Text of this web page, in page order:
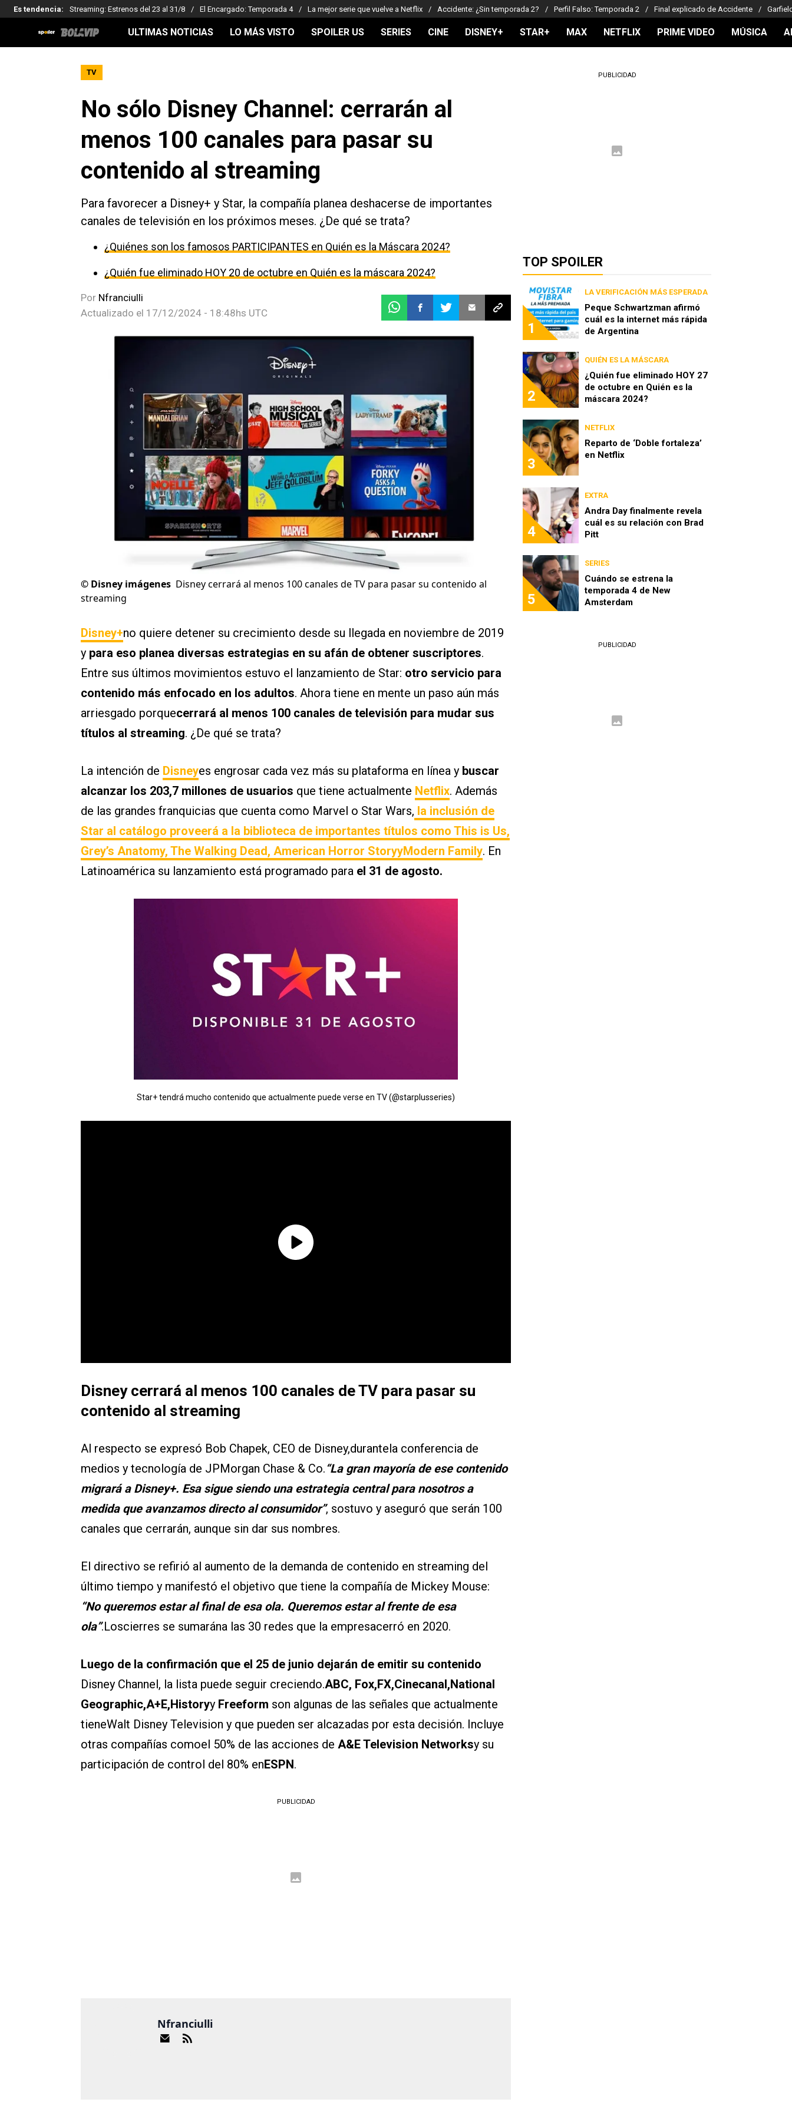
Es tendencia: Streaming: Estrenos del 23 al 31/8 El Encargado: Temporada 4 La mejor serie que vuelve a Netflix Accidente: ¿Sin temporada 2? Perfil Falso: Temporada 2 Final explicado de Accidente
ULTIMAS NOTICIAS LO MÁS VISTO SPOILER US SERIES CINE DISNEY+ STAR+ MAX NETFLIX PRIME VIDEO MÚSICA
TV
No sólo Disney Channel: cerrarán al
menos 100 canales para pasar su
contenido al streaming
Para favorecer a Disney+ y Star, la compañía planea deshacerse de importantes
canales de televisión en los próximos meses. ¿De qué se trata?
¿Quiénes son los famosos PARTICIPANTES en Quién es la Máscara 2024?
¿Quién fue eliminado HOY 20 de octubre en Quién es la máscara 2024?
Por Nfranciulli
Actualizado el 17/12/2024 - 18:48hs UTC
© Disney imágenes Disney cerrará al menos 100 canales de TV para pasar su contenido al
streaming
Disney+no quiere detener su crecimiento desde su llegada en noviembre de 2019
y para eso planea diversas estrategias en su afán de obtener suscriptores.
Entre sus últimos movimientos estuvo el lanzamiento de Star: otro servicio para
contenido más enfocado en los adultos. Ahora tiene en mente un paso aún más
arriesgado porquecerrará al menos 100 canales de televisión para mudar sus
títulos al streaming. ¿De qué se trata?
La intención de Disneyes engrosar cada vez más su plataforma en línea y buscar
alcanzar los 203,7 millones de usuarios que tiene actualmente Netflix. Además
de las grandes franquicias que cuenta como Marvel o Star Wars, la inclusión de
Star al catálogo proveerá a la biblioteca de importantes títulos como This is Us,
Grey’s Anatomy, The Walking Dead, American Horror StoryyModern Family. En
Latinoamérica su lanzamiento está programado para el 31 de agosto.
Star+ tendrá mucho contenido que actualmente puede verse en TV (@starplusseries)
Disney cerrará al menos 100 canales de TV para pasar su
contenido al streaming
Al respecto se expresó Bob Chapek, CEO de Disney,durantela conferencia de
medios y tecnología de JPMorgan Chase & Co.“La gran mayoría de ese contenido
migrará a Disney+. Esa sigue siendo una estrategia central para nosotros a
medida que avanzamos directo al consumidor”, sostuvo y aseguró que serán 100
canales que cerrarán, aunque sin dar sus nombres.
El directivo se refirió al aumento de la demanda de contenido en streaming del
último tiempo y manifestó el objetivo que tiene la compañía de Mickey Mouse:
“No queremos estar al final de esa ola. Queremos estar al frente de esa
ola”.Loscierres se sumarána las 30 redes que la empresacerró en 2020.
Luego de la confirmación que el 25 de junio dejarán de emitir su contenido
Disney Channel, la lista puede seguir creciendo.ABC, Fox,FX,Cinecanal,National
Geographic,A+E,Historyy Freeform son algunas de las señales que actualmente
tieneWalt Disney Television y que pueden ser alcazadas por esta decisión. Incluye
otras compañías comoel 50% de las acciones de A&E Television Networksy su
participación de control del 80% enESPN.
PUBLICIDAD
Nfranciulli
PUBLICIDAD
TOP SPOILER
1
LA VERIFICACIÓN MÁS ESPERADA
Peque Schwartzman afirmó
cuál es la internet más rápida
de Argentina
2
QUIÉN ES LA MÁSCARA
¿Quién fue eliminado HOY 27
de octubre en Quién es la
máscara 2024?
3
NETFLIX
Reparto de ‘Doble fortaleza’
en Netflix
4
EXTRA
Andra Day finalmente revela
cuál es su relación con Brad
Pitt
5
SERIES
Cuándo se estrena la
temporada 4 de New
Amsterdam
PUBLICIDAD